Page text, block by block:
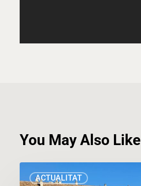
You May Also Like
ACTUALITAT
l’Oliveral